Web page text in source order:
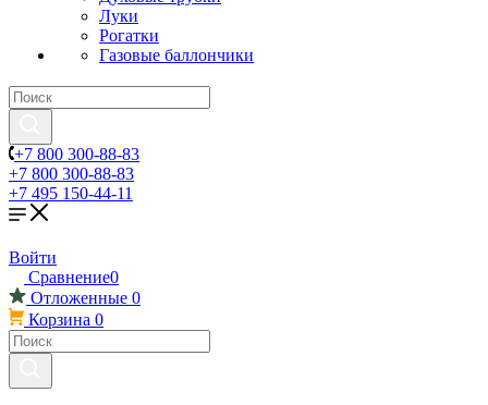
Луки
Рогатки
Газовые баллончики
+7 800 300-88-83
+7 800 300-88-83
+7 495 150-44-11
Войти
Сравнение0
Отложенные 0
Корзина 0